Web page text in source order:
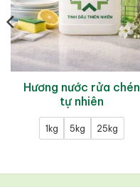
Hương nước rửa chén
tự nhiên
1kg 5kg 25kg